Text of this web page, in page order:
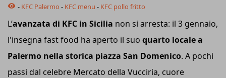
- KFC Palermo - KFC menu - KFC pollo fritto
L’avanzata di KFC in Sicilia non si arresta: il 3 gennaio,
l'insegna fast food ha aperto il suo quarto locale a
Palermo nella storica piazza San Domenico. A pochi
passi dal celebre Mercato della Vucciria, cuore